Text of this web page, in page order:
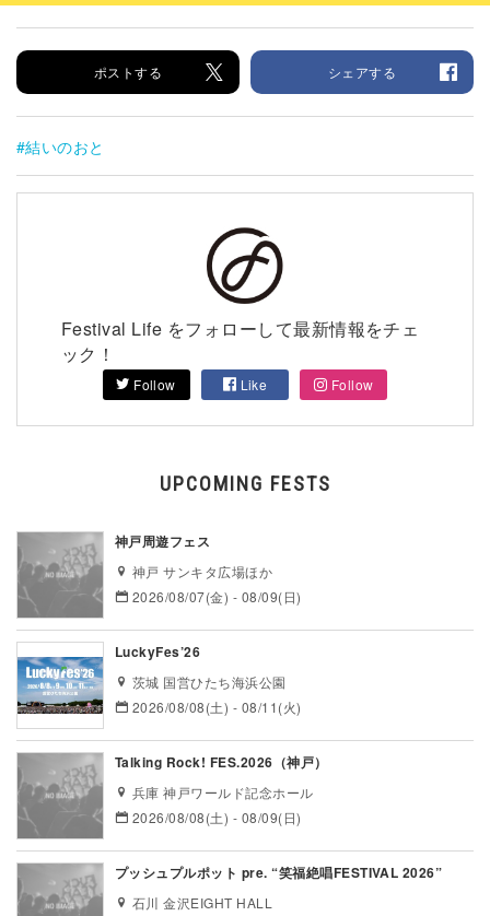
ポストする シェアする
結いのおと
Festival Life をフォローして最新情報をチェ
ック！
Follow Like Follow
UPCOMING FESTS
神戸周遊フェス
神戸 サンキタ広場ほか
2026/08/07(金) - 08/09(日)
LuckyFes’26
茨城 国営ひたち海浜公園
2026/08/08(土) - 08/11(火)
Talking Rock! FES.2026（神戸）
兵庫 神戸ワールド記念ホール
2026/08/08(土) - 08/09(日)
プッシュプルポット pre. “笑福絶唱FESTIVAL 2026”
石川 金沢EIGHT HALL